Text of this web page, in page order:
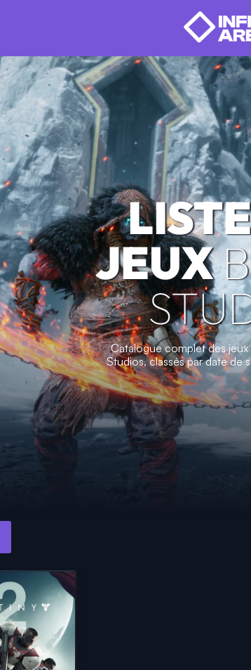
JEUX
Catalogue complet des
Studios, classés par date de